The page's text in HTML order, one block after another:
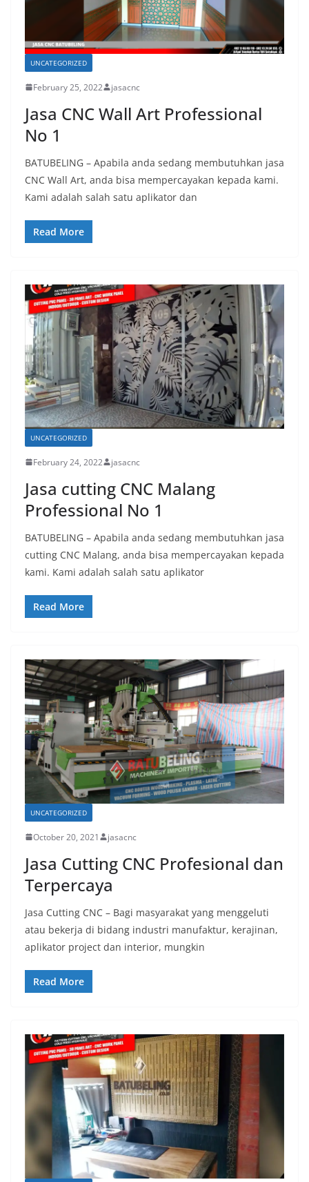
UNCATEGORIZED
February 25, 2022 jasacnc
Jasa CNC Wall Art Professional
No 1
BATUBELING – Apabila anda sedang membutuhkan jasa
CNC Wall Art, anda bisa mempercayakan kepada kami.
Kami adalah salah satu aplikator dan
Read More
UNCATEGORIZED
February 24, 2022 jasacnc
Jasa cutting CNC Malang
Professional No 1
BATUBELING – Apabila anda sedang membutuhkan jasa
cutting CNC Malang, anda bisa mempercayakan kepada
kami. Kami adalah salah satu aplikator
Read More
UNCATEGORIZED
October 20, 2021 jasacnc
Jasa Cutting CNC Profesional dan
Terpercaya
Jasa Cutting CNC – Bagi masyarakat yang menggeluti
atau bekerja di bidang industri manufaktur, kerajinan,
aplikator project dan interior, mungkin
Read More